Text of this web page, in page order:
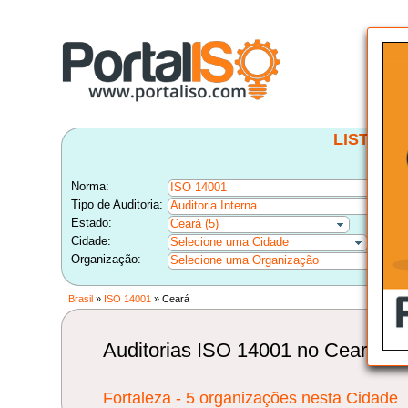
LISTA
Norma:
ISO 14001
Tipo de Auditoria:
Auditoria Interna
Estado:
Ceará (5)
Cidade:
Selecione uma Cidade
Organização:
Selecione uma Organização
Brasil» ISO 14001 » Ceará
Auditorias ISO 14001 no Ceará,
Fortaleza - 5 organizações nesta Cidade